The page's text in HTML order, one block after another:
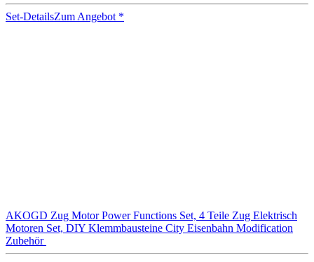
Set-DetailsZum Angebot *
AKOGD Zug Motor Power Functions Set, 4 Teile Zug Elektrisch
Motoren Set, DIY Klemmbausteine City Eisenbahn Modification
Zubehör